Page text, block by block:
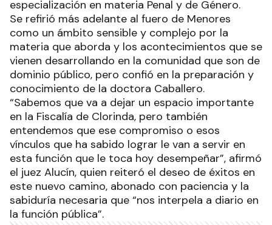
especialización en materia Penal y de Género.
Se refirió más adelante al fuero de Menores
como un ámbito sensible y complejo por la
materia que aborda y los acontecimientos que se
vienen desarrollando en la comunidad que son de
dominio público, pero confió en la preparación y
conocimiento de la doctora Caballero.
“Sabemos que va a dejar un espacio importante
en la Fiscalía de Clorinda, pero también
entendemos que ese compromiso o esos
vínculos que ha sabido lograr le van a servir en
esta función que le toca hoy desempeñar”, afirmó
el juez Alucín, quien reiteró el deseo de éxitos en
este nuevo camino, abonado con paciencia y la
sabiduría necesaria que “nos interpela a diario en
la función pública”.